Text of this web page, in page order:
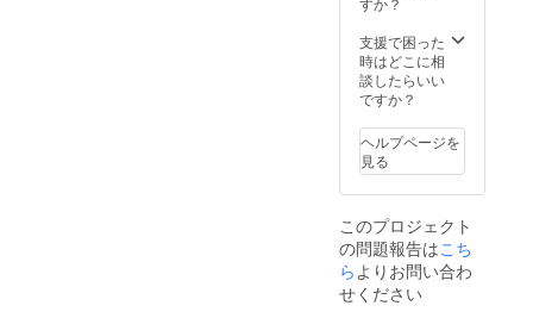
が、開
催する
事前に
お知ら
しま
事前に
お知ら
せいた
しま
表記す
る名称
は、必
ず支援
ページ
の「備
考欄」
に記載
ださ
い。 ※
広告へ
の表記
が不要
支援で困った
時はどこに相
談したらいい
ですか？
ヘルプページを
見る
このプロジェクト
の問題報告はこち
らよりお問い合わ
せください